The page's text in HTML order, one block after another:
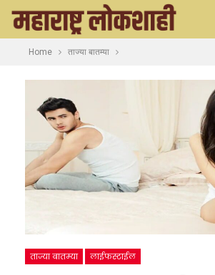
Home ताज्या बातम्या
ताज्या बातम्या लाईफस्टाईल